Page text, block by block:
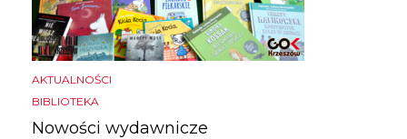
AKTUALNOŚCI
BIBLIOTEKA
Nowości wydawnicze